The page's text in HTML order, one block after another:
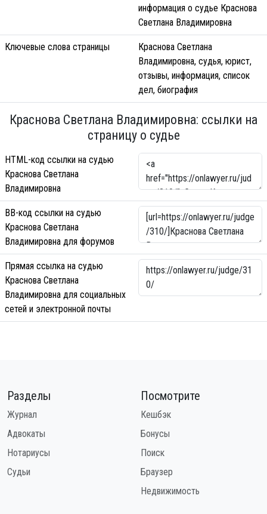
информация о судье Краснова
Светлана Владимировна
Ключевые слова страницы
Краснова Светлана
Владимировна, судья, юрист,
отзывы, информация, список
дел, биография
Краснова Светлана Владимировна: ссылки на
страницу о судье
HTML-код ссылки на судью
Краснова Светлана
Владимировна
BB-код ссылки на судью
Краснова Светлана
Владимировна для форумов
Прямая ссылка на судью
Краснова Светлана
Владимировна для социальных
сетей и электронной почты
Разделы
Журнал
Адвокаты
Нотариусы
Судьи
Посмотрите
Кешбэк
Бонусы
Поиск
Браузер
Недвижимость